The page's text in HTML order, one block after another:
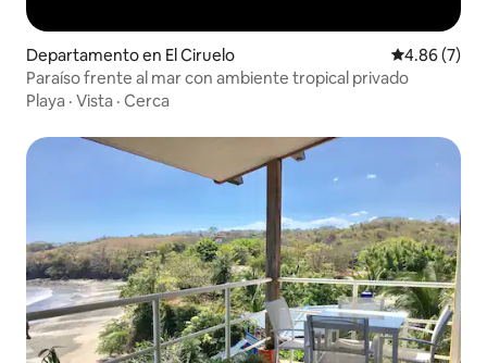
Departamento en El Ciruelo Calificación
4.86 (7)
Paraíso frente al mar con ambiente tropical privado
Playa · Vista · Cerca